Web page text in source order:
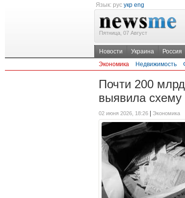
Язык: рус укр eng
Пятница, 07 Август
Новости Украина Россия
Экономика
Недвижимость
Почти 200
выявила схему
02 июня 2026, 18:26 Экономика